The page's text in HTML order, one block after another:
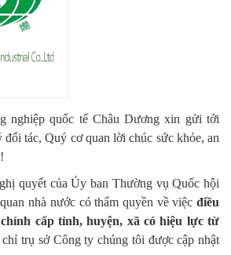
nghiệp quốc tế Châu Dương xin gửi tới
tác, Quý cơ quan lời chúc sức khỏe, an
của Ủy ban Thường vụ Quốc hội
nhà nước có thẩm quyền về việc điều
cấp tỉnh, huyện, xã có hiệu lực từ
trụ sở Công ty chúng tôi được cập nhật